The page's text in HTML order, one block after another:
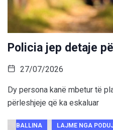
Policia jep detaje
27/07/2026
Dy persona kanë mbetur të
përleshjeje që ka eskaluar
BALLINA LAJME NGA